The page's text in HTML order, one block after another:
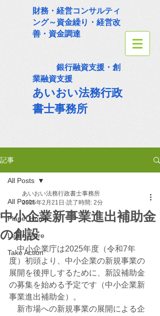
財務・経営コンサルティ
ング～資金繰り・経営改
善・資金調達
銀行融資支援・創
業融資支援
あいおい法務行政
書士事務所
記事
All Posts
Planet Home
Learn More
Take Action
All Posts
中小企業新事業進出補助金
の創設
あいおい法務行政書士事務所
2025年2月21日 読了時間: 2分
中小企業庁は2025年度（令和7年
度）初頭より、中小企業の新規事業の
展開を後押しするために、新設補助金
の募集を始める予定です（中小企業新
事業進出補助金）。
新市場への新規事業の展開による企